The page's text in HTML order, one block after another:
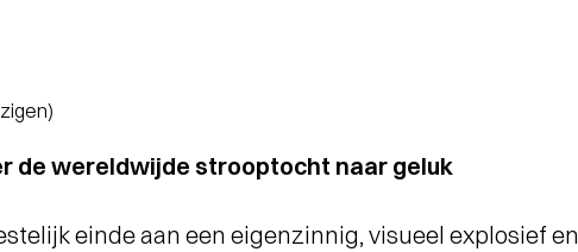
de wereldwijde strooptocht naar geluk
einde aan een eigenzinnig, visueel explosief en